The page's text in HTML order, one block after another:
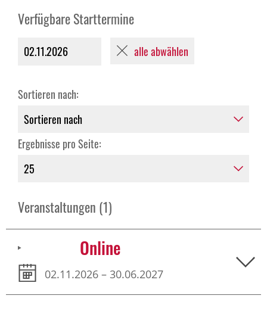
Verfügbare Starttermine
02.11.2026 alle abwählen
Sortieren nach:
Ergebnisse pro Seite:
Veranstaltungen (1)
Online
02.11.2026 – 30.06.2027